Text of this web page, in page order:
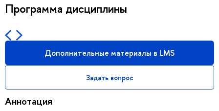
Программа дисциплины
Дополнительные материалы в LMS
Задать вопрос
Аннотация